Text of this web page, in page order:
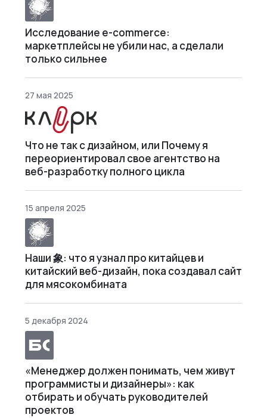
Исследование e-commerce:
маркетплейсы не убили нас, а сделали
только сильнее
27 мая 2025
Что не так с дизайном, или Почему я
переориентировал свое агентство на
веб-разработку полного цикла
15 апреля 2025
Наши 象: что я узнал про китайцев и
китайский веб-дизайн, пока создавал сайт
для мясокомбината
5 декабря 2024
«Менеджер должен понимать, чем живут
программисты и дизайнеры»: как
отбирать и обучать руководителей
проектов